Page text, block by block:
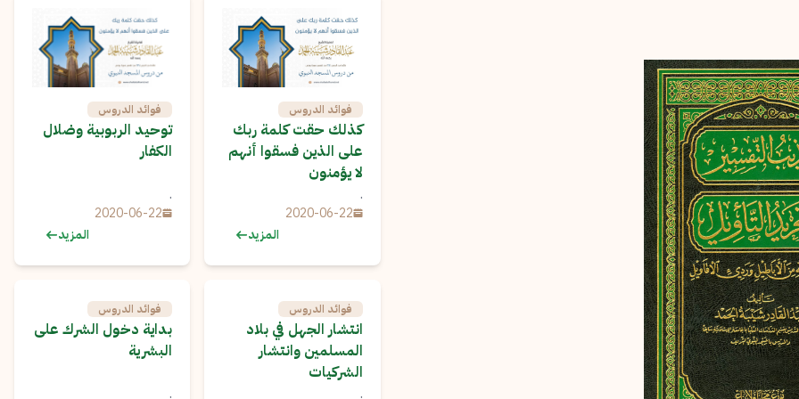
فوائد الدروس
كذلك حقت كلمة ربك
على الذين فسقوا أنهم
لا يؤمنون
.
2020-06-22
المزيد
فوائد الدروس
توحيد الربوبية وضلال
الكفار
.
2020-06-22
المزيد
فوائد الدروس
انتشار الجهل في بلاد
المسلمين وانتشار
الشركيات
.
فوائد الدروس
بداية دخول الشرك على
البشرية
.